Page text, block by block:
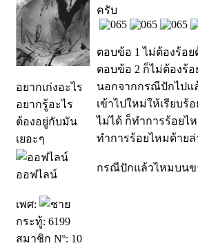
อยากเก่งอะไร
อยากรู้อะไร
ต้องอยู่กับมัน
เยอะๆ
ออฟไลน์
เพศ:
กระทู้: 6199
สมาชิก Nº: 10
ครับ
ตอบข้อ 1 ไม่ต้องร้อ
ตอบข้อ 2 ก็ไม่ต้องร้
นอกจากกรณีปักไปแ
เข้าไปใหม่ให้เรียบ
ไม่ได้ ก็ทำการร้อยไ
ทำการร้อยไหมด้าย
กรณีปักแล้วไหมบนข